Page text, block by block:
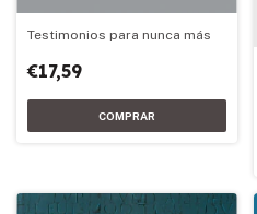
Testimonios para nunca más
€17,59